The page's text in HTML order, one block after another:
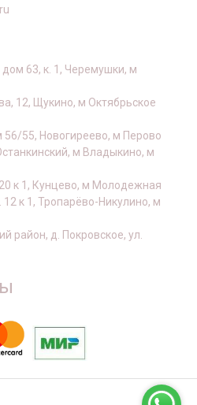
63, к. 1, Черемушки, м
12, Щукино, м Октябрьское
56/55, Новогиреево, м Перово
м Владыкино, м
к 1, Кунцево, м Молодежная
12 к 1, Тропарёво-Никулино, м
район, д. Покровское, ул.